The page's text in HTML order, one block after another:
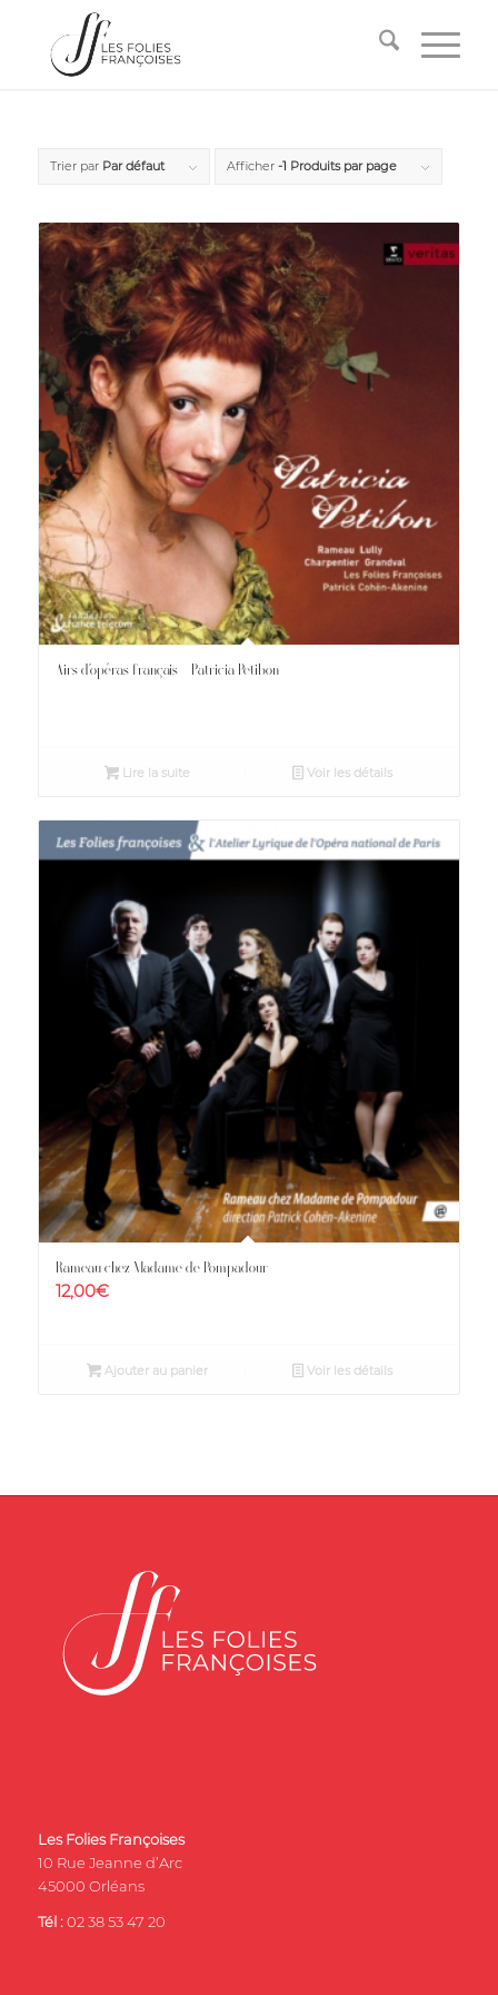
Trier par Par défaut Afficher -1 Produits par page
Airs d’opéras français – Patricia Petibon
Lire la suite Voir les détails
Rameau chez Madame de Pompadour
12,00€
Ajouter au panier Voir les détails
Les Folies Françoises
10 Rue Jeanne d’Arc
45000 Orléans
Tél : 02 38 53 47 20